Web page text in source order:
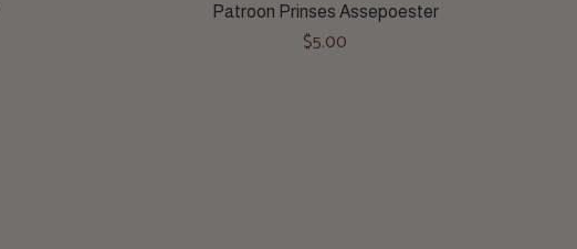
Patroon Prinses Assepoester
$5.00